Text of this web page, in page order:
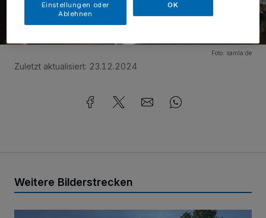
Foto: samla.de
Zuletzt aktualisiert: 23.12.2024
Weitere Bilderstrecken
Einstellungen oder
Ablehnen
OK